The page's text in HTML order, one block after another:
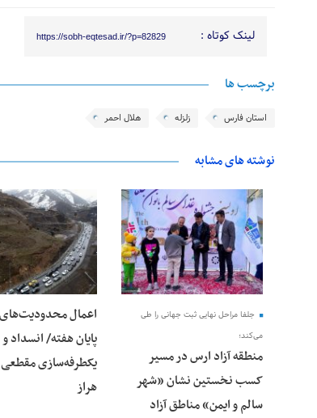
لینک کوتاه : https://sobh-eqtesad.ir/?p=82829
برچسب ها
استان فارس زلزله هلال احمر
نوشته های مشابه
28 فوریه 2026
جلفا مراحل نهایی ثبت جهانی را طی
می‌کند؛
منطقه آزاد ارس در مسیر
کسب نخستین نشان «شهر
سالم و ایمن» مناطق آزاد
25 فوریه 2026
اعمال
پایان هفته/ انسداد و
یکطرفه‌سازی
هراز